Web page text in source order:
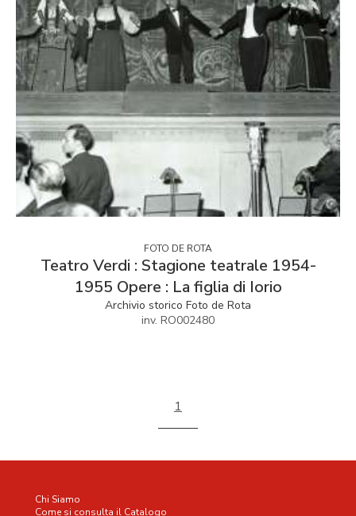
FOTO DE ROTA
Teatro Verdi : Stagione teatrale 1954-
1955 Opere : La figlia di Iorio
Archivio storico Foto de Rota
inv. RO002480
1
Chi Siamo
Come si consulta il Catalogo